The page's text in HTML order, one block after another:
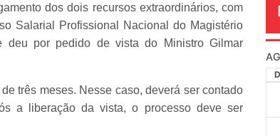
dos dois recursos extraordinários, com
Salarial Profissional Nacional do Magistério
deu por pedido de vista do Ministro Gilmar
três meses. Nesse caso, deverá ser contado
a liberação da vista, o processo deve ser